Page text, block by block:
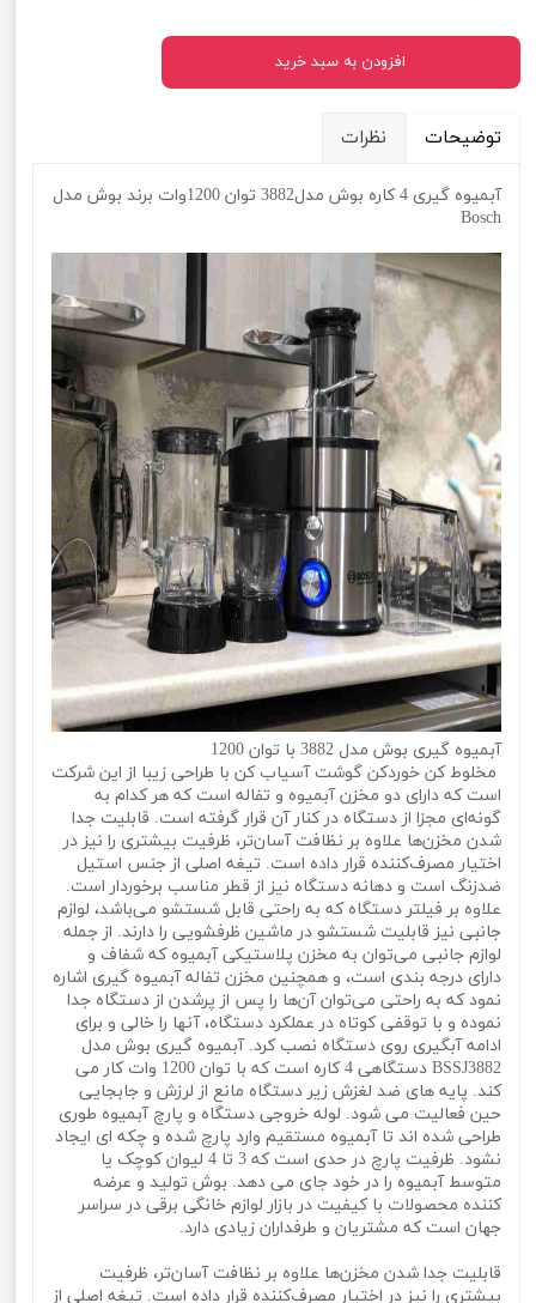
افزودن به سبد خرید
توضیحات نظرات
آبمیوه گیری 4 کاره بوش مدل3882 توان 1200وات برند بوش مدل
Bosch
آبمیوه گیری بوش مدل 3882 با توان 1200
مخلوط کن خوردکن گوشت آسیاب کن با طراحی زیبا از این شرکت
است که دارای دو مخزن آبمیوه و تفاله است که هر کدام به
گونه‌ای مجزا از دستگاه در کنار آن قرار گرفته است. قابلیت جدا
شدن مخزن‌ها علاوه بر نظافت آسان‌تر، ظرفیت بیشتری را نیز در
اختیار مصرف‌کننده قرار داده است. تیغه اصلی از جنس استیل
ضدزنگ است و دهانه دستگاه نیز از قطر مناسب برخوردار است.
علاوه بر فیلتر دستگاه که به راحتی قابل شستشو می‌باشد، لوازم
جانبی نیز قابلیت شستشو در ماشین ظرفشویی را دارند. از جمله
لوازم جانبی می‌توان به مخزن پلاستیکی آبمیوه که شفاف و
دارای درجه بندی است، و همچنین مخزن تفاله آبمیوه گیری اشاره
نمود که به راحتی می‌توان آن‌ها را پس از پرشدن از دستگاه جدا
نموده و با توقفی کوتاه در عملکرد دستگاه، آنها را خالی و برای
ادامه آبگیری روی دستگاه نصب کرد. آبمیوه گیری بوش مدل
BSSJ3882 دستگاهی 4 کاره است که با توان 1200 وات کار می
کند. پایه های ضد لغزش زیر دستگاه مانع از لرزش و جابجایی
حین فعالیت می شود. لوله خروجی دستگاه و پارچ آبمیوه طوری
طراحی شده اند تا آبمیوه مستقیم وارد پارچ شده و چکه ای ایجاد
نشود. ظرفیت پارچ در حدی است که 3 تا 4 لیوان کوچک یا
متوسط آبمیوه را در خود جای می دهد. بوش تولید و عرضه
کننده محصولات با کیفیت در بازار لوازم خانگی برقی در سراسر
جهان است که مشتریان و طرفداران زیادی دارد.
قابلیت جدا شدن مخزن‌ها علاوه بر نظافت آسان‌تر، ظرفیت
بیشتری را نیز در اختیار مصرف‌کننده قرار داده است. تیغه اصلی از